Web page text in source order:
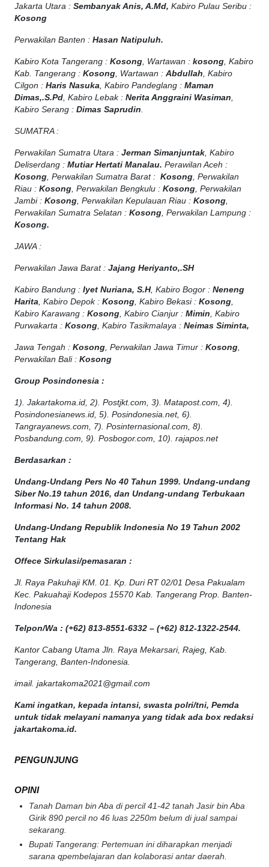
Jakarta Utara : Sembanyak Anis, A.Md, Kabiro Pulau Seribu :
Kosong
Perwakilan Banten : Hasan Natipuluh.
Kabiro Kota Tangerang : Kosong, Wartawan : kosong, Kabiro
Kab. Tangerang : Kosong, Wartawan : Abdullah, Kabiro
Cilgon : Haris Nasuka, Kabiro Pandeglang : Maman
Dimas,.S.Pd, Kabiro Lebak : Nerita Anggraini Wasiman,
Kabiro Serang : Dimas Saprudin.
SUMATRA :
Perwakilan Sumatra Utara : Jerman Simanjuntak, Kabiro
Deliserdang : Mutiar Hertati Manalau. Perawilan Aceh :
Kosong, Perwakilan Sumatra Barat : Kosong, Perwakilan
Riau : Kosong, Perwakilan Bengkulu : Kosong, Perwakilan
Jambi : Kosong, Perwakilan Kepulauan Riau : Kosong,
Perwakilan Sumatra Selatan : Kosong, Perwakilan Lampung :
Kosong.
JAWA :
Perwakilan Jawa Barat : Jajang Heriyanto,.SH
Kabiro Bandung : Iyet Nuriana, S.H, Kabiro Bogor : Neneng
Harita, Kabiro Depok : Kosong, Kabiro Bekasi : Kosong,
Kabiro Karawang : Kosong, Kabiro Cianjur : Mimin, Kabiro
Purwakarta : Kosong, Kabiro Tasikmalaya : Neimas Siminta,
Jawa Tengah : Kosong, Perwakilan Jawa Timur : Kosong,
Perwakilan Bali : Kosong
Group Posindonesia :
1). Jakartakoma.id, 2). Postjkt.com, 3). Matapost.com, 4).
Posindonesianews.id, 5). Posindonesia.net, 6).
Tangrayanews.com, 7). Posinternasional.com, 8).
Posbandung.com, 9). Posbogor.com, 10). rajapos.net
Berdasarkan :
Undang-Undang Pers No 40 Tahun 1999. Undang-undang
Siber No.19 tahun 2016, dan Undang-undang Terbukaan
Informasi No. 14 tahun 2008.
Undang-Undang Republik Indonesia No 19 Tahun 2002
Tentang Hak
Offece Sirkulasi/pemasaran :
Jl. Raya Pakuhaji KM. 01. Kp. Duri RT 02/01 Desa Pakualam
Kec. Pakuahaji Kodepos 15570 Kab. Tangerang Prop. Banten-
Indonesia
Telpon/Wa : (+62) 813-8551-6332 – (+62) 812-1322-2544.
Kantor Cabang Utama Jln. Raya Mekarsari, Rajeg, Kab.
Tangerang, Banten-Indonesia.
imail. jakartakoma2021@gmail.com
Kami ingatkan, kepada intansi, swasta polri/tni, Pemda
untuk tidak melayani namanya yang tidak ada box redaksi
jakartakoma.id.
PENGUNJUNG
OPINI
Tanah Daman bin Aba di percil 41-42 tanah Jasir bin Aba
Girik 890 percil no 46 luas 2250m belum di jual sampai
sekarang.
Bupati Tangerang: Pertemuan ini diharapkan menjadi
sarana qpembelajaran dan kolaborasi antar daerah.